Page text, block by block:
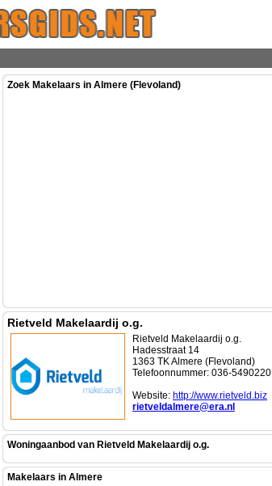
Zoek Makelaars in Almere (Flevoland)
Rietveld Makelaardij o.g.
Rietveld Makelaardij o.g.
Hadesstraat 14
1363 TK Almere (Flevoland)
Telefoonnummer: 036-5490220
Website: http://www.rietveld.biz
rietveldalmere@era.nl
Woningaanbod van Rietveld Makelaardij o.g.
Makelaars in Almere